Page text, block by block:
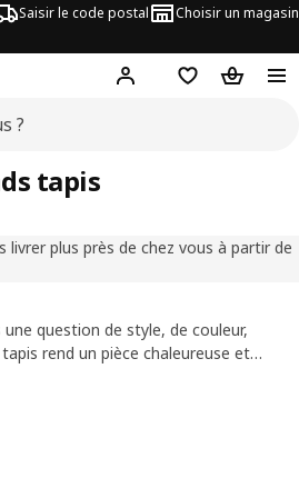
Saisir le code postal Choisir un magasin
Mon compteFavorisPanier
livrer plus près de chez vous à partir de
tapis
question de style, de couleur,
rend un pièce chaleureuse et
une touche de confort pour vos